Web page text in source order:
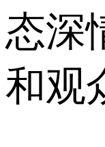
态深
和观